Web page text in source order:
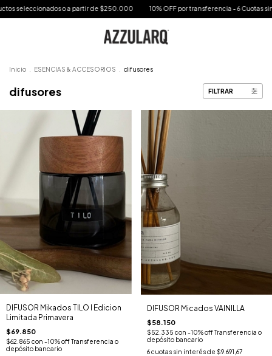
o a partir de $250.000 10% OFF por transferencia - 6 Cuotas sin interes en
Inicio ESENCIAS & ACCESORIOS difusores
difusores FILTRAR
DIFUSOR Mikados TILO I Edicion
Limitada Primavera
$69.850
$62.865 con -10% off Transferencia o
depósito bancario
DIFUSOR Micados VAINILLA
$58.150
$52.335 con -10% off Transferencia o
depósito bancario
6 cuotas sin interés de $9.691,67